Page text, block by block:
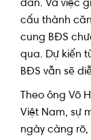
dân. Và việc
cấu thành
cung BĐS
qua. Dự kiến
BĐS vẫn sẽ
Theo ông Võ
Việt Nam, sự
ngày càng